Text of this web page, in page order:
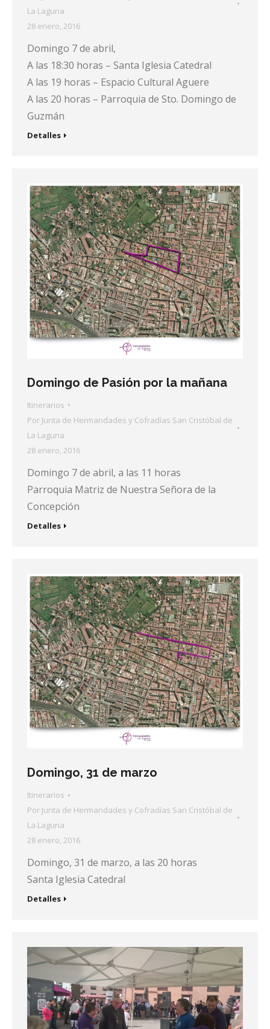
La Laguna
28 enero, 2016
Domingo 7 de abril,
A las 18:30 horas – Santa Iglesia Catedral
A las 19 horas – Espacio Cultural Aguere
A las 20 horas – Parroquia de Sto. Domingo de
Guzmán
Detalles
Domingo de Pasión por la mañana
Itinerarios
Por Junta de Hermandades y Cofradías San Cristóbal de
La Laguna
28 enero, 2016
Domingo 7 de abril, a las 11 horas
Parroquia Matriz de Nuestra Señora de la
Concepción
Detalles
Domingo, 31 de marzo
Itinerarios
Por Junta de Hermandades y Cofradías San Cristóbal de
La Laguna
28 enero, 2016
Domingo, 31 de marzo, a las 20 horas
Santa Iglesia Catedral
Detalles